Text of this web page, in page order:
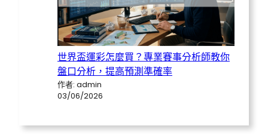
世界盃運彩怎麼買？專業賽事分析師教你
盤口分析，提高預測準確率
作者: admin
03/06/2026